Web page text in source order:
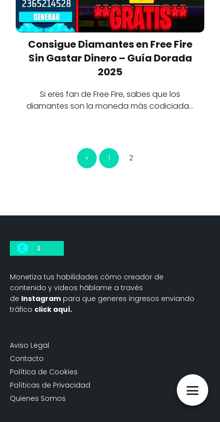
Consigue Diamantes en Free Fire
Sin Gastar Dinero – Guía Dorada
2025
Si eres fan de Free Fire, sabes que los
diamantes son la moneda más codiciada…
« 1 2
1
Monetiza tus habilidades cómo creador de
contenido y videos háblame a través
de Instagram para que generes ingresos enviando
tráfico click aquí.
Aviso Legal
Contacto
Política de Cookies
Políticas de Privacidad
Quienes Somos